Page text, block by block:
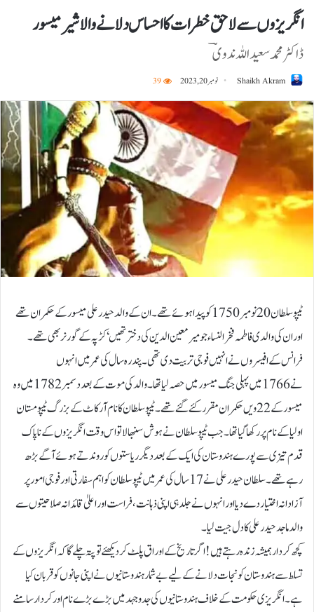
انگریز وں سے لاحق خطرات کا احساس دلانے والا شیرمیسور
ڈاکٹرمحمدسعیداللہ ندویؔ
Shaikh Akram نومبر 20, 2023 39
ٹیپو سلطان20نومبر1750کو پیدا ہوئے تھے۔ ان کے والد حیدر علی میسور کے حکمران تھے
اور ان کی والدی فاطمہ فخرالنساء جو میرمعین الدین کی دختر تھیں‘ کڑپہ کے گورنر بھی تھے۔
فرانس کے افیسروں نے انہیں فوجی تربیت دی تھی۔ پندرہ سال کی عمر میں انہوں
نے 1766میں پہلی جنگ میسور میں حصہ لیاتھا۔ والد کی موت کے بعد دسمبر1782میں وہ
میسور کے 22ویں حکمران مقرر کئے گئے تھے۔ ٹیپو سلطان کا نام آرکاٹ کے بزرگ ٹیپو مستان
اولیا کے نام پر رکھا گیا تھا۔ جب ٹیپو سلطان نے ہوش سنبھالا تو اس وقت انگریزوں کے ناپاک
قدم تیزی سے پورے ہندوستان کی ایک کے بعد دیگر ریاستوں کو روندتے ہوئے آگے بڑھ
رہے تھے۔سلطان حیدر علی نے 17 سال کی عمر میں ٹیپو سلطان کو اہم سفارتی اور فوجی امور پر
آزادانہ اختیار دے دیا اور انہوں نے جلد ہی اپنی ذہانت، فراست اور اعلیٰ قائدانہ صلاحیتوں سے
والد ماجد حیدر علی کا دل جیت لیا۔
کچھ کردار ہمیشہ زندہ رہتے ہیں !اگرتاریخ کے اوراق پلٹ کر دیکھئے تو پتہ چلے گا کہ انگریزوں کے
تسلط سے ہندوستان کو نجات دلانے کے لیے بے شمار ہندوستانیوں نے اپنی جانوں کو قربان کیا
ہے۔انگریزی حکومت کے خلاف ہندوستانیوں کی جدوجہد میں بڑے بڑے نام اور کردار سامنے